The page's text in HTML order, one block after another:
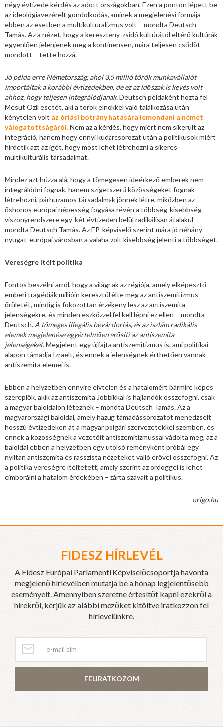
négy évtizede kérdés az adott országokban. Ezen a ponton lépett be
az ideológiavezérelt gondolkodás, aminek a megjelenési formája
ebben az esetben a multikulturalizmus volt – mondta Deutsch
Tamás. Az a nézet, hogy a keresztény-zsidó kultúrától eltérő kultúrák
egyenlően jelenjenek meg a kontinensen, mára teljesen csődöt
mondott – tette hozzá.
Jó példa erre Németország, ahol 3,5 millió török munkavállalót
importáltak a korábbi évtizedekben, de ez az időszak is kevés volt
ahhoz, hogy teljesen integrálódjanak.Deutsch példaként hozta fel
Mesüt Özil esetét, aki a török elnökkel való találkozása után
kénytelen volt az óriási botrány hatására lemondani a német
válogatottságáról.Nem az a kérdés, hogy miért nem sikerült az
integráció, hanem hogy ennyi kudarcsorozat után a politikusok miért
hirdetik azt az igét, hogy most lehet létrehozni a sikeres
multikulturális társadalmat.
Mindez azt húzza alá, hogy a tömegesen ideérkező emberek nem
integrálódni fognak, hanem szigetszerű közösségeket fognak
létrehozni, párhuzamos társadalmak jönnek létre, miközben az
őshonos európai népesség fogyása révén a többség-kisebbség
viszonyrendszere egy-két évtizeden belül radikálisan átalakul –
mondta Deutsch Tamás. Az EP-képviselő szerint mára jó néhány
nyugat-európai városban a valaha volt kisebbség jelenti a többséget.
Vereségre ítélt politika
Fontos beszélni arról, hogy a világnak az régiója, amely elképesztő
emberi tragédiák millióin keresztül élte meg az antiszemitizmus
őrületét, mindig is fokozottan érzékeny lesz az antiszemita
jelenségekre, és minden eszközzel fel kell lépni ez ellen – mondta
Deutsch. A tömeges illegális bevándorlás, és az iszlám radikális
elemek megjelenése egyértelműen erősíti az antiszemita
jelenségeket.Megjelent egy újfajta antiszemitizmus is, ami politikai
alapon támadja Izraelt, és ennek a jelenségnek érthetően vannak
antiszemita elemei is.
Ebben a helyzetben ennyire elvtelen és a hatalomért bármire képes
szereplők, akik az antiszemita Jobbikkal is hajlandók összefogni, csak
a magyar baloldalon léteznek – mondta Deutsch Tamás. Az a
magyarországi baloldal, amely hazug támadássorozatot menedzselt
hosszú évtizedeken át a magyar polgári szervezetekkel szemben, és
ennek a közösségnek a vezetőit antiszemitizmussal vádolta meg, az a
baloldal ebben a helyzetben egy utolsó reményként próbál egy
nyíltan antiszemita és rasszista nézeteket valló erővel összefogni. Az
a politika vereségre ítéltetett, amely szerint az ördöggel is lehet
cimborálni a hatalom érdekében – zárta szavait a politikus.
origo.hu
FIDESZ HÍRLEVÉL
A Fidesz Európai Parlamenti Képviselőcsoportja havonta
megjelenő hírlevélben mutatja be a hónap legjelentősebb
eseményeit. Amennyiben szeretne értesítőt kapni ezekről a
hírekről, kérjük az alábbi mezőket kitöltve iratkozzon fel
hírlevelünkre.
FELIRATKOZOM